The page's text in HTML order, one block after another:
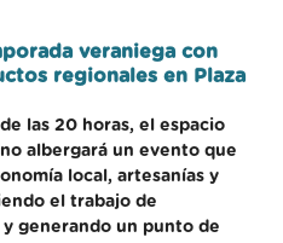
veraniega con
regionales en Plaza
las 20 horas, el espacio
albergará un evento que
local, artesanías y
el trabajo de
generando un punto de